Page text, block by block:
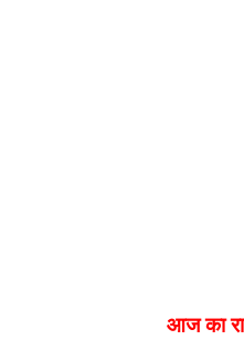
आज का